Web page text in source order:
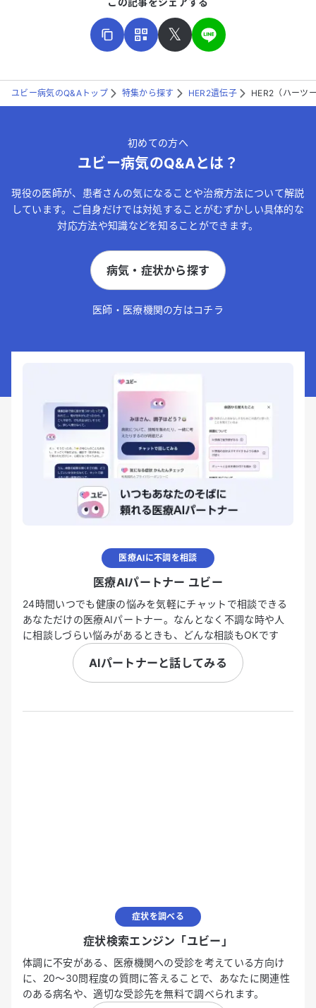
こちらは送信専用のフォームです。氏名やご自身の病気の詳細な
どの個人情報は入れないでください。
送信する
𝕏
ユビー病気のQ&Aトップ 特集から探す HER2遺伝子 HER2（ハーツ
初めての方へ
ユビー病気のQ&Aとは？
現役の医師が、患者さんの気になることや治療方法について解説
しています。ご自身だけでは対処することがむずかしい具体的な
対応方法や知識などを知ることができます。
病気・症状から探す
医師・医療機関の方はコチラ
医療AIに不調を相談
医療AIパートナー ユビー
24時間いつでも健康の悩みを気軽にチャットで相談できる
あなただけの医療AIパートナー。なんとなく不調な時や人
に相談しづらい悩みがあるときも、どんな相談もOKです
AIパートナーと話してみる
症状を調べる
症状検索エンジン「ユビー」
体調に不安がある、医療機関への受診を考えている方向け
に、20〜30問程度の質問に答えることで、あなたに関連性
のある病名や、適切な受診先を無料で調べられます。